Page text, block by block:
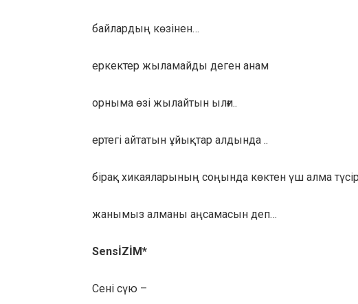
байлардың көзінен…
еркектер жыламайды деген анам
орныма өзі жылайтын ылғи..
ертегі айтатын ұйықтар алдында ..
бірақ хикаяларының соңында көктен үш алма
жанымыз алманы аңсамасын деп…
SensİZİM*
Сені сүю –